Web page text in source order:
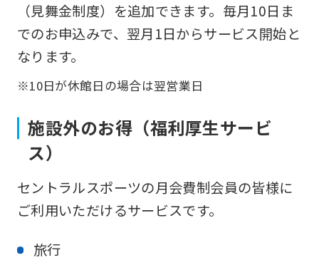
（見舞金制度）を追加できます。毎月10日ま
でのお申込みで、翌月1日からサービス開始と
なります。
※10日が休館日の場合は翌営業日
施設外のお得（福利厚生サービ
ス）
セントラルスポーツの月会費制会員の皆様に
ご利用いただけるサービスです。
旅行